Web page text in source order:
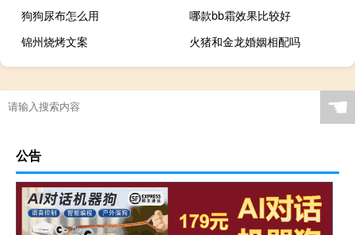
狗狗尿布怎么用
哪款bb霜效果比较好
锦州烧烤文案
火猪和金龙婚姻相配吗
☚
公告